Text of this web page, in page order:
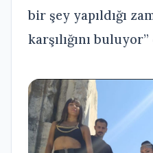
bir şey yapıldığı
karşılığını